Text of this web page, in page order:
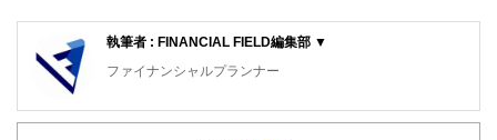
執筆者 : FINANCIAL FIELD編集部 ▼
ファイナンシャルプランナー
FinancialField編集部は、金融、経済に関する記事を、日々